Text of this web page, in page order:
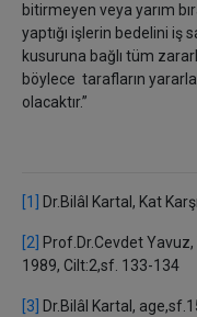
bitirmeyen veya yarım
yaptığı işlerin bedelini iş
kusuruna bağlı tüm
böylece tarafların
olacaktır.”
[1] Dr.Bilâl Kartal, Kat
[2] Prof.Dr.Cevdet
1989, Cilt:2,sf. 133-134
[3] Dr.Bilâl Kartal,